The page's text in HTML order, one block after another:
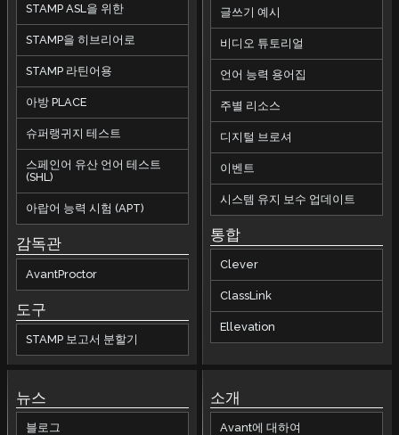
STAMP ASL을 위한
STAMP을 히브리어로
STAMP 라틴어용
아방 PLACE
슈퍼랭귀지 테스트
스페인어 유산 언어 테스트
(SHL)
아랍어 능력 시험 (APT)
감독관
AvantProctor
도구
STAMP 보고서 분할기
글쓰기 예시
비디오 튜토리얼
언어 능력 용어집
주별 리소스
디지털 브로셔
이벤트
시스템 유지 보수 업데이트
통합
Clever
ClassLink
Ellevation
뉴스
블로그
소개
Avant에 대하여